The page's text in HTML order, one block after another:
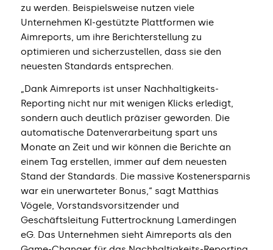
zu werden. Beispielsweise nutzen viele
Unternehmen KI-gestützte Plattformen wie
Aimreports, um ihre Berichterstellung zu
optimieren und sicherzustellen, dass sie den
neuesten Standards entsprechen.
„Dank Aimreports ist unser Nachhaltigkeits-
Reporting nicht nur mit wenigen Klicks erledigt,
sondern auch deutlich präziser geworden. Die
automatische Datenverarbeitung spart uns
Monate an Zeit und wir können die Berichte an
einem Tag erstellen, immer auf dem neuesten
Stand der Standards. Die massive Kostenersparnis
war ein unerwarteter Bonus,“ sagt Matthias
Vögele, Vorstandsvorsitzender und
Geschäftsleitung Futtertrocknung Lamerdingen
eG. Das Unternehmen sieht Aimreports als den